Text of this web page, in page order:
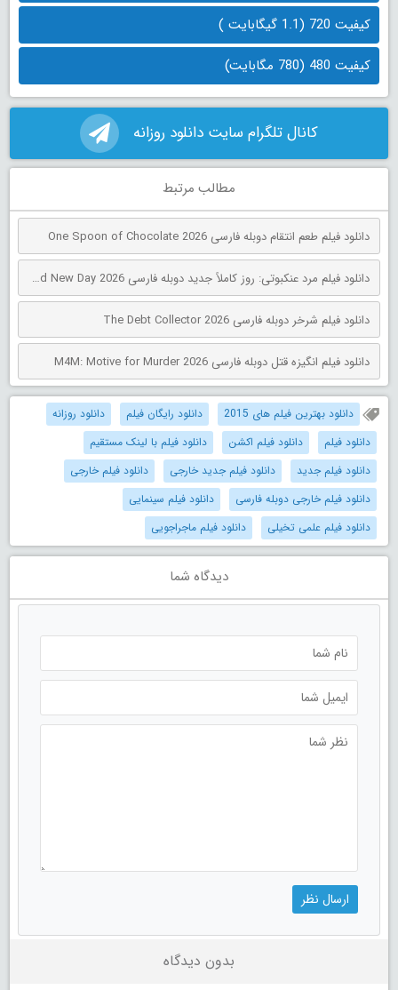
کیفیت 720 (1.1 گیگابایت )
کیفیت 480 (780 مگابایت)
کانال تلگرام سایت دانلود روزانه
مطالب مرتبط
دانلود فیلم طعم انتقام دوبله فارسی One Spoon of Chocolate 2026
دانلود فیلم مرد عنکبوتی: روز کاملاً جدید دوبله فارسی Spider-Man: Brand New Day 2026
دانلود فیلم شرخر دوبله فارسی The Debt Collector 2026
دانلود فیلم انگیزه قتل دوبله فارسی M4M: Motive for Murder 2026
دانلود بهترین فیلم های 2015 دانلود رایگان فیلم
دانلود روزانه
دانلود فیلم
دانلود فیلم اکشن
دانلود فیلم با لینک مستقیم
دانلود فیلم جدید
دانلود فیلم جدید خارجی
دانلود فیلم خارجی
دانلود فیلم خارجی دوبله فارسی
دانلود فیلم سینمایی
دانلود فیلم علمی تخیلی
دانلود فیلم ماجراجویی
دیدگاه شما
بدون دیدگاه